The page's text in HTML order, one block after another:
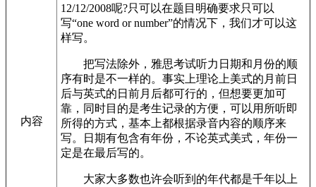
内容
12/12/2008呢?只可以在题目明确要求只可以
写“one word or number”的情况下，我们才可以这
样写。
把写法除外，雅思考试听力日期和月份的顺
序有时是不一样的。事实上理论上美式的月前日
后与英式的日前月后都可行的，但想要更加可
靠，同时目的是考生记录的方便，可以用所听即
所得的方式，基本上都根据录音内容的顺序来
写。日期有包含有年份，不论英式美式，年份一
定是在最后写的。
大家大多数也许会听到的年代都是千年以上